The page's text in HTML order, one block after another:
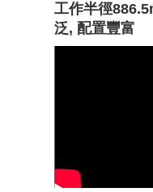
工作半徑
泛, 配置豐富